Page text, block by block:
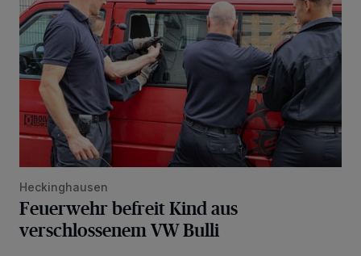
Heckinghausen
Feuerwehr befreit Kind aus
verschlossenem VW Bulli